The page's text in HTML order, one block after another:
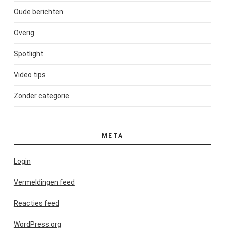
Oude berichten
Overig
Spotlight
Video tips
Zonder categorie
META
Login
Vermeldingen feed
Reacties feed
WordPress.org